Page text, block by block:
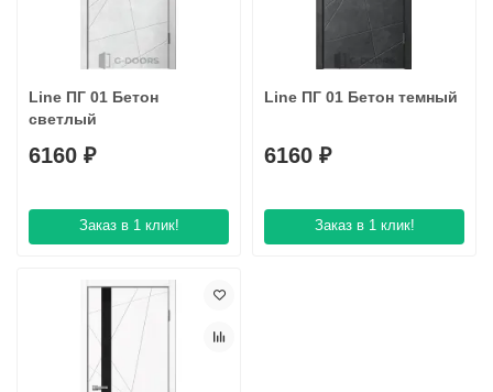
Line ПГ 01 Бетон
светлый
6160 ₽
Заказ в 1 клик!
Line ПГ 01 Бетон темный
6160 ₽
Заказ в 1 клик!